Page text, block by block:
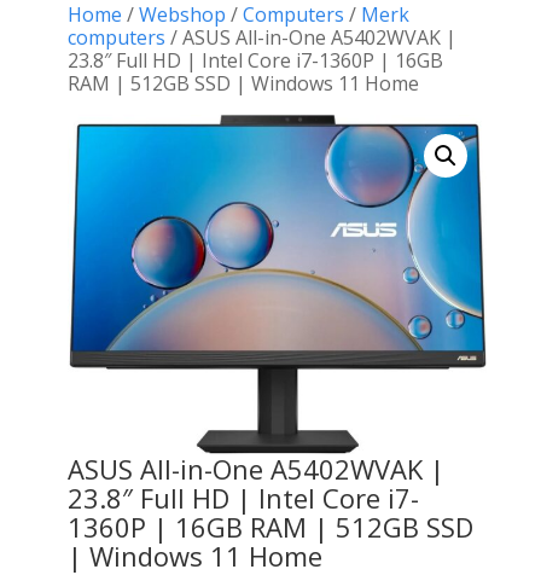
Home /Webshop /Computers / Merk
computers / ASUS All-in-One A5402WVAK |
23.8″ Full HD | Intel Core i7-1360P | 16GB
RAM | 512GB SSD | Windows 11 Home
ASUS All-in-One A5402WVAK |
23.8″ Full HD | Intel Core i7-
1360P | 16GB RAM | 512GB SSD
| Windows 11 Home